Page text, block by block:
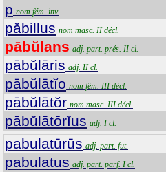
p nom fém. inv.
păbillus nom masc. II décl.
pābŭlans adj. part. prés. II cl.
pābŭlāris adj. II cl.
pābŭlātĭo nom fém. III décl.
pābŭlātŏr nom masc. III décl.
pābŭlātōrĭus adj. I cl.
pabulatūrūs adj. part. fut.
pabulatus adj. part. parf. I cl.